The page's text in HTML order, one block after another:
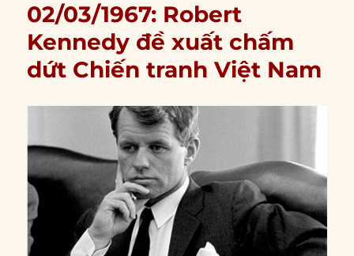
02/03/1967: Robert
Kennedy đề xuất chấm
dứt Chiến tranh Việt Nam